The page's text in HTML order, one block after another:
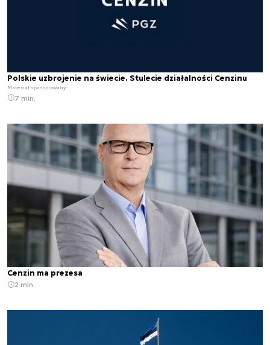
Polskie uzbrojenie na świecie. Stulecie działalności Cenzinu
Materiał sponsorowany
7 min.
Cenzin ma prezesa
2 min.